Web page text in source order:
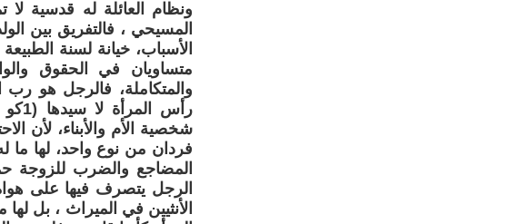
المسيحي ، فالتفريق بين
الأسباب، خيانة لسنة
متساويان في الحقوق
والمتكاملة، فالرجل هو رب
شخصية الأم والأبناء، لأن
فردان من نوع واحد، لها ما
المضاجع والضرب للزوجة
الرجل يتصرف فيها على
الأنثيين في الميراث ، بل